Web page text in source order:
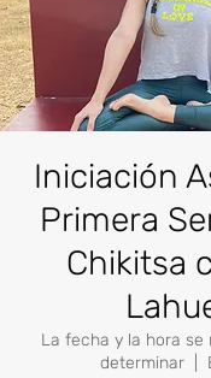
Iniciación
Primera
Chikitsa
La fecha y la hora se
determinar